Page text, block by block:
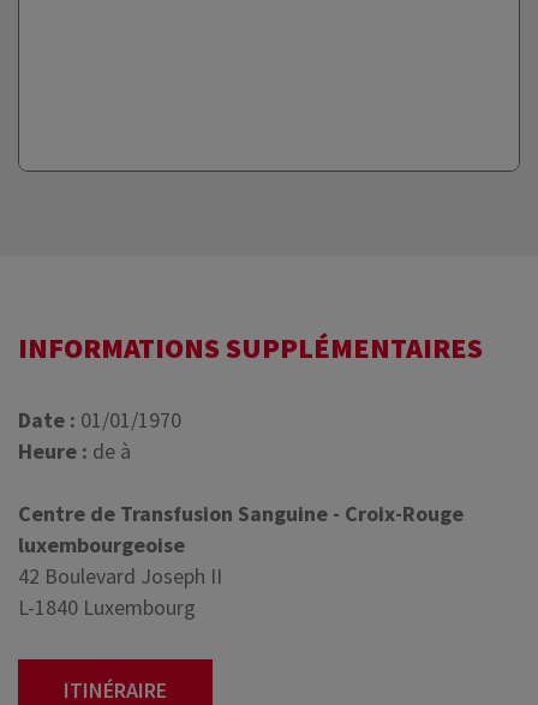
INFORMATIONS SUPPLÉMENTAIRES
Date : 01/01/1970
Heure : de à
Centre de Transfusion Sanguine - Croix-Rouge
luxembourgeoise
42 Boulevard Joseph II
L-1840 Luxembourg
ITINÉRAIRE